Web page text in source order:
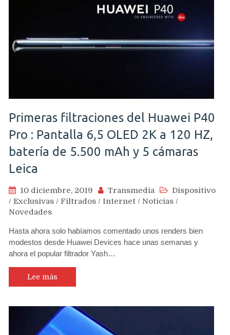
Primeras filtraciones del Huawei P40
Pro : Pantalla 6,5 OLED 2K a 120 HZ,
batería de 5.500 mAh y 5 cámaras
Leica
10 diciembre, 2019 Transmedia
Dispositivo
/ Exclusivas / Filtrados / Internet / Noticias /
Novedades
Hasta ahora solo habíamos comentado unos renders bien
modestos desde Huawei Devices hace unas semanas y
ahora el popular filtrador Yash…
Lee más